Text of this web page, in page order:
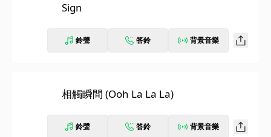
Sign
鈴聲 答鈴 背景音樂
相觸瞬間 (Ooh La La La)
鈴聲 答鈴 背景音樂